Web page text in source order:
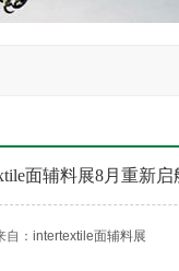
面辅料展8月重新启
自： intertextile面辅料展